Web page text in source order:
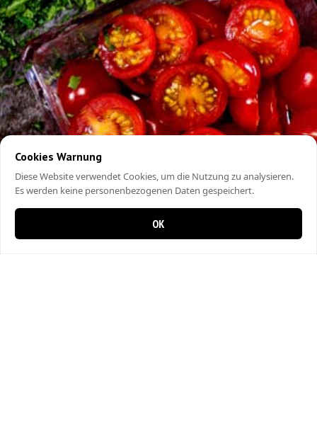
Cookies Warnung
Diese Website verwendet Cookies, um die Nutzung zu analysieren.
Es werden keine personenbezogenen Daten gespeichert.
OK